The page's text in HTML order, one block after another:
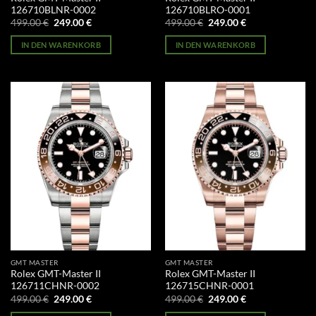
126710BLNR-0002
499.00€ Ursprünglicher
war:
499.00 €
249.00€Aktueller
ist:
249.00 €.
IN DEN WARENKORB
126710BLRO-0001
499.00€ Ursprünglicher
war:
499.00 €
249.00€Aktueller
ist:
249.00 €.
IN DEN WARENKORB
GMT MASTER
Rolex GMT-Master II
126711CHNR-0002
499.00€ Ursprünglicher
249.00€Aktueller
GMT MASTER
Rolex GMT-Master II
126715CHNR-0001
499.00€ Ursprünglicher
249.00€Aktueller